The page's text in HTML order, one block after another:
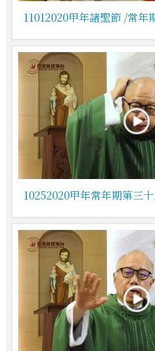
11012020甲年諸聖節 /常年
10252020甲年常年期第三